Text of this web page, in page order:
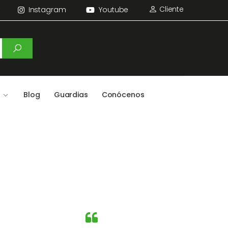
Instagram Youtube Cliente
Blog Guardias Conócenos